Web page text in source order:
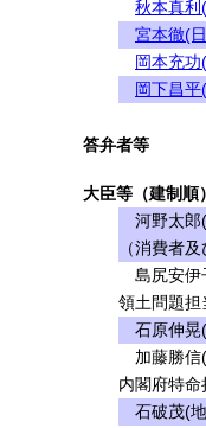
秋本真利
宮本徹(
岡本充
岡下昌
答弁者等
大臣等（建制順
河野太郎(
（消費者
島尻安伊
領土問題
石原伸晃(
加藤勝信(
内閣府特
石破茂(地